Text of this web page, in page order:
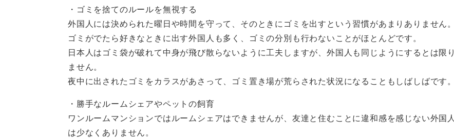
・ゴミを捨てのルールを無視する
外国人には決められた曜日や時間を守って、そのときにゴミを出すという習慣があまりありません。
ゴミがでたら好きなときに出す外国人も多く、ゴミの分別も行わないことがほとんどです。
日本人はゴミ袋が破れて中身が飛び散らないように工夫しますが、外国人も同じようにするとは限り
ません。
夜中に出されたゴミをカラスがあさって、ゴミ置き場が荒らされた状況になることもしばしばです。
・勝手なルームシェアやペットの飼育
ワンルームマンションではルームシェアはできませんが、友達と住むことに違和感を感じない外国人
は少なくありません。